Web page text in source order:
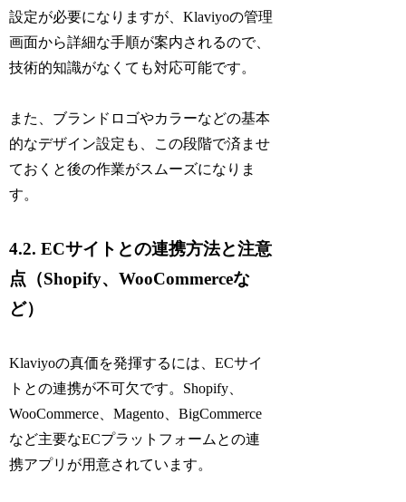
設定が必要になりますが、Klaviyoの管理
画面から詳細な手順が案内されるので、
技術的知識がなくても対応可能です。
また、ブランドロゴやカラーなどの基本
的なデザイン設定も、この段階で済ませ
ておくと後の作業がスムーズになりま
す。
4.2. ECサイトとの連携方法と注意
点（Shopify、WooCommerceな
ど）
Klaviyoの真価を発揮するには、ECサイ
トとの連携が不可欠です。Shopify、
WooCommerce、Magento、BigCommerce
など主要なECプラットフォームとの連
携アプリが用意されています。